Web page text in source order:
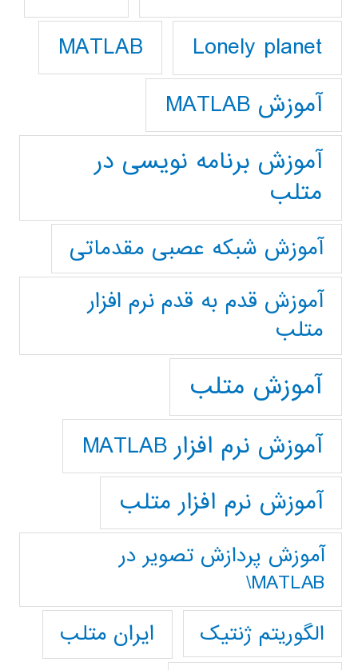
Lonely planet
MATLAB
آموزش MATLAB
آموزش برنامه نویسی در
متلب
آموزش شبکه عصبی مقدماتی
آموزش قدم به قدم نرم افزار
متلب
آموزش متلب
آموزش نرم افزار MATLAB
آموزش نرم افزار متلب
آموزش پردازش تصوير در
MATLAB\
الگوریتم ژنتیک
ایران متلب